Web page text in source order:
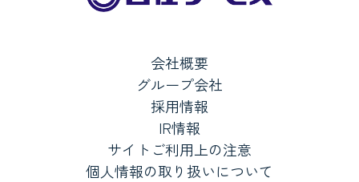
会社概要
グループ会社
採用情報
IR情報
サイトご利用上の注意
個人情報の取り扱いについて